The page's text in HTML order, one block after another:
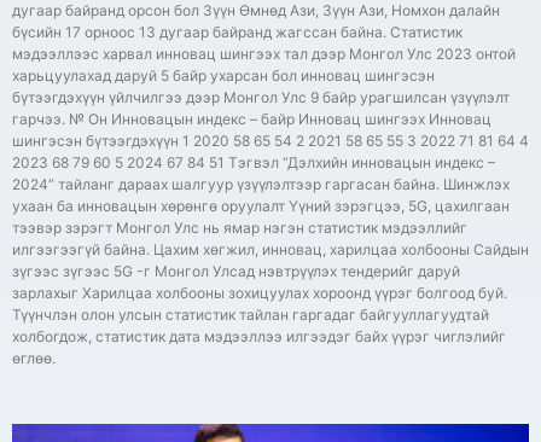
дугаар байранд орсон бол Зүүн Өмнөд Ази, Зүүн Ази, Номхон далайн
бүсийн 17 орноос 13 дугаар байранд жагссан байна. Статистик
мэдээллээс харвал инновац шингээх тал дээр Монгол Улс 2023 онтой
харьцуулахад даруй 5 байр ухарсан бол инновац шингэсэн
бүтээгдэхүүн үйлчилгээ дээр Монгол Улс 9 байр урагшилсан үзүүлэлт
гарчээ. № Он Инновацын индекс – байр Инновац шингээх Инновац
шингэсэн бүтээгдэхүүн 1 2020 58 65 54 2 2021 58 65 55 3 2022 71 81 64 4
2023 68 79 60 5 2024 67 84 51 Тэгвэл “Дэлхийн инновацын индекс –
2024” тайланг дараах шалгуур үзүүлэлтээр гаргасан байна. Шинжлэх
ухаан ба инновацын хөрөнгө оруулалт Үүний зэрэгцээ, 5G, цахилгаан
тээвэр зэрэгт Монгол Улс нь ямар нэгэн статистик мэдээллийг
илгээгээгүй байна. Цахим хөгжил, инновац, харилцаа холбооны Сайдын
зүгээс зүгээс 5G -г Монгол Улсад нэвтрүүлэх тендерийг даруй
зарлахыг Харилцаа холбооны зохицуулах хороонд үүрэг болгоод буй.
Түүнчлэн олон улсын статистик тайлан гаргадаг байгууллагуудтай
холбогдож, статистик дата мэдээллээ илгээдэг байх үүрэг чиглэлийг
өглөө.